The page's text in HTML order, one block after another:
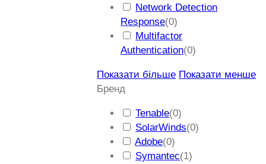
Network Detection
Response(0)
Multifactor
Authentication(0)
Показати більше Показати менше
Бренд
Tenable(0)
SolarWinds(0)
Adobe(0)
Symantec(1)